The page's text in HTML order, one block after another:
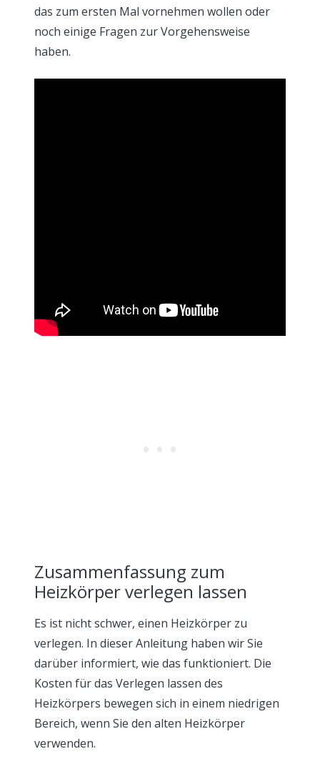
das zum ersten Mal vornehmen wollen oder
noch einige Fragen zur Vorgehensweise
haben.
Zusammenfassung zum
Heizkörper verlegen lassen
Es ist nicht schwer, einen Heizkörper zu
verlegen. In dieser Anleitung haben wir Sie
darüber informiert, wie das funktioniert. Die
Kosten für das Verlegen lassen des
Heizkörpers bewegen sich in einem niedrigen
Bereich, wenn Sie den alten Heizkörper
verwenden.